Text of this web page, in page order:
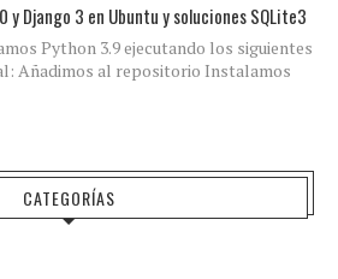
Django 3 en Ubuntu y soluciones SQLite3
Python 3.9 ejecutando los siguientes
Añadimos al repositorio Instalamos
CATEGORÍAS